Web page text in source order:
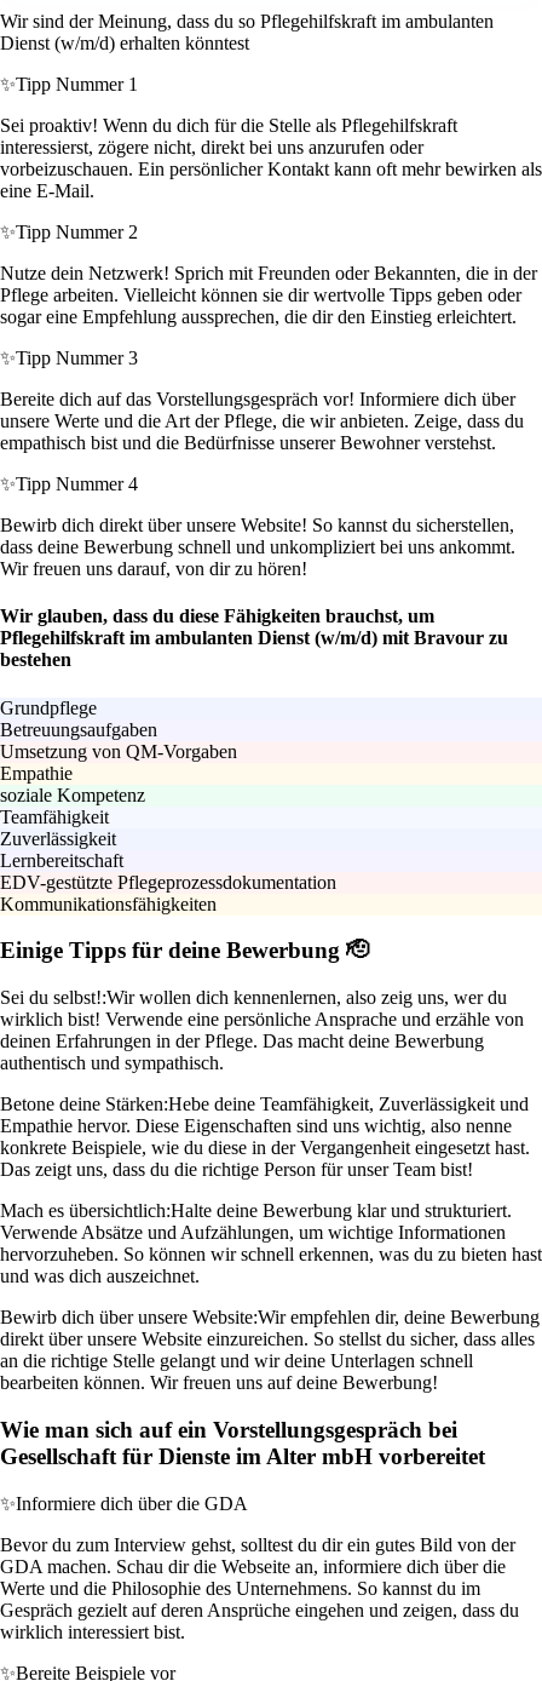
Wir sind der Meinung, dass du so Pflegehilfskraft im ambulanten
Dienst (w/m/d) erhalten könntest
✨Tipp Nummer 1
Sei proaktiv! Wenn du dich für die Stelle als Pflegehilfskraft
interessierst, zögere nicht, direkt bei uns anzurufen oder
vorbeizuschauen. Ein persönlicher Kontakt kann oft mehr bewirken als
eine E-Mail.
✨Tipp Nummer 2
Nutze dein Netzwerk! Sprich mit Freunden oder Bekannten, die in der
Pflege arbeiten. Vielleicht können sie dir wertvolle Tipps geben oder
sogar eine Empfehlung aussprechen, die dir den Einstieg erleichtert.
✨Tipp Nummer 3
Bereite dich auf das Vorstellungsgespräch vor! Informiere dich über
unsere Werte und die Art der Pflege, die wir anbieten. Zeige, dass du
empathisch bist und die Bedürfnisse unserer Bewohner verstehst.
✨Tipp Nummer 4
Bewirb dich direkt über unsere Website! So kannst du sicherstellen,
dass deine Bewerbung schnell und unkompliziert bei uns ankommt.
Wir freuen uns darauf, von dir zu hören!
Wir glauben, dass du diese Fähigkeiten brauchst, um
Pflegehilfskraft im ambulanten Dienst (w/m/d) mit Bravour zu
bestehen
Grundpflege
Betreuungsaufgaben
Umsetzung von QM-Vorgaben
Empathie
soziale Kompetenz
Teamfähigkeit
Zuverlässigkeit
Lernbereitschaft
EDV-gestützte Pflegeprozessdokumentation
Kommunikationsfähigkeiten
Einige Tipps für deine Bewerbung 🫡
Sei du selbst!:Wir wollen dich kennenlernen, also zeig uns, wer du
wirklich bist! Verwende eine persönliche Ansprache und erzähle von
deinen Erfahrungen in der Pflege. Das macht deine Bewerbung
authentisch und sympathisch.
Betone deine Stärken:Hebe deine Teamfähigkeit, Zuverlässigkeit und
Empathie hervor. Diese Eigenschaften sind uns wichtig, also nenne
konkrete Beispiele, wie du diese in der Vergangenheit eingesetzt hast.
Das zeigt uns, dass du die richtige Person für unser Team bist!
Mach es übersichtlich:Halte deine Bewerbung klar und strukturiert.
Verwende Absätze und Aufzählungen, um wichtige Informationen
hervorzuheben. So können wir schnell erkennen, was du zu bieten hast
und was dich auszeichnet.
Bewirb dich über unsere Website:Wir empfehlen dir, deine Bewerbung
direkt über unsere Website einzureichen. So stellst du sicher, dass alles
an die richtige Stelle gelangt und wir deine Unterlagen schnell
bearbeiten können. Wir freuen uns auf deine Bewerbung!
Wie man sich auf ein Vorstellungsgespräch bei
Gesellschaft für Dienste im Alter mbH vorbereitet
✨Informiere dich über die GDA
Bevor du zum Interview gehst, solltest du dir ein gutes Bild von der
GDA machen. Schau dir die Webseite an, informiere dich über die
Werte und die Philosophie des Unternehmens. So kannst du im
Gespräch gezielt auf deren Ansprüche eingehen und zeigen, dass du
wirklich interessiert bist.
✨Bereite Beispiele vor